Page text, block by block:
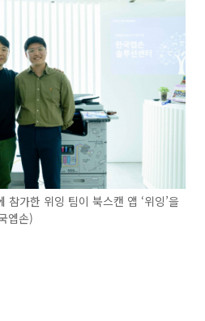
가한 위잉 팀이 북스캔 앱 ‘위잉’을
엡손)